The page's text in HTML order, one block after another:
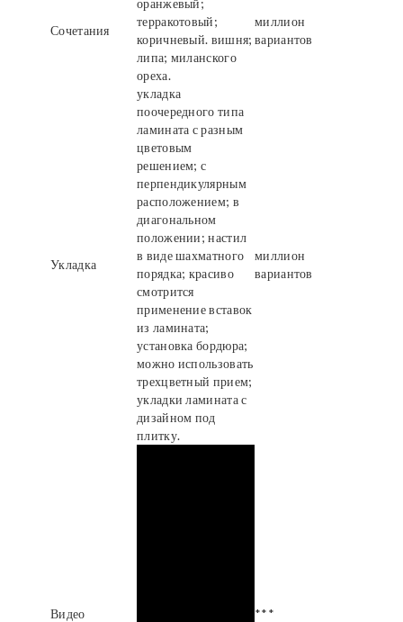
Сочетания
оранжевый;
терракотовый;
коричневый. вишня;
липа; миланского
ореха.
миллион
вариантов
Укладка
укладка
поочередного типа
ламината с разным
цветовым
решением; с
перпендикулярным
расположением; в
диагональном
положении; настил
в виде шахматного
порядка; красиво
смотрится
применение вставок
из ламината;
установка бордюра;
можно использовать
трехцветный прием;
укладки ламината с
дизайном под
плитку.
миллион
вариантов
Видео ***